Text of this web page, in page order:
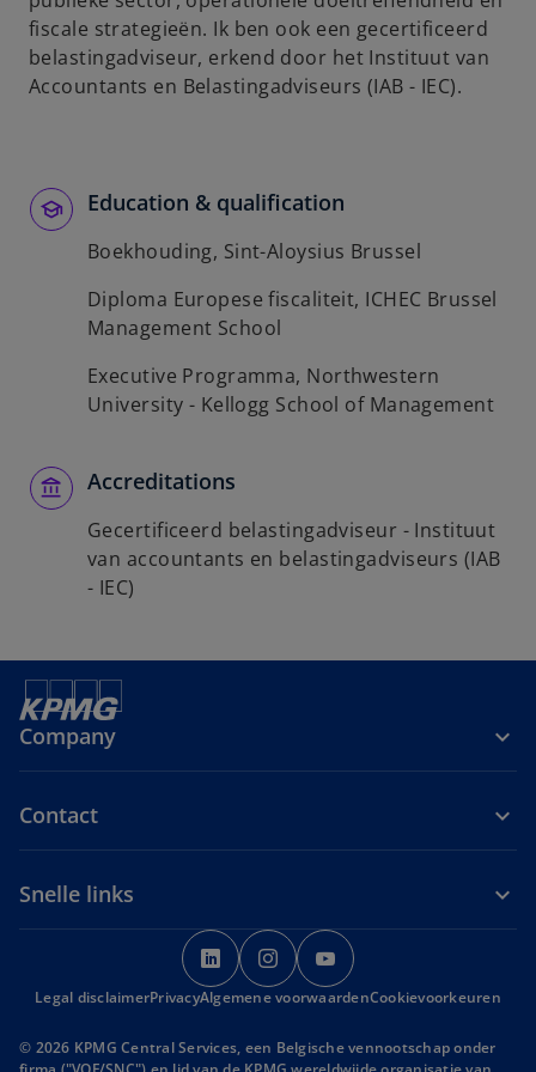
b
fiscale strategieën. Ik ben ook een gecertificeerd
belastingadviseur, erkend door het Instituut van
Accountants en Belastingadviseurs (IAB - IEC).
Education & qualification
Boekhouding, Sint-Aloysius Brussel
Diploma Europese fiscaliteit, ICHEC Brussel
Management School
Executive Programma, Northwestern
University - Kellogg School of Management
Accreditations
Gecertificeerd belastingadviseur - Instituut
van accountants en belastingadviseurs (IAB
- IEC)
Company
Contact
Snelle links
o
p
e
s
o
p
e
s
p
e
s
Legal disclaimerPrivacyAlgemene voorwaardenCookievoorkeuren
© 2026 KPMG Central Services, een Belgische vennootschap onder